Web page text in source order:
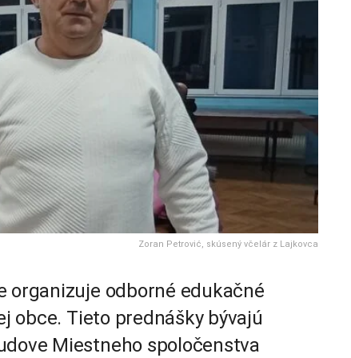
Zoran Petrović, skúsený včelár z Lajkovca
organizuje odborné edukačné
obce. Tieto prednášky bývajú
Miestneho spoločenstva